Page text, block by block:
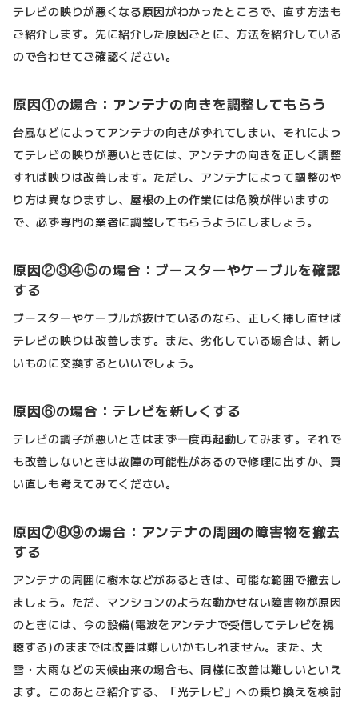
テレビの映りが悪くなる原因がわかったところで、直す方法も
ご紹介します。先に紹介した原因ごとに、方法を紹介している
ので合わせてご確認ください。
原因①の場合：アンテナの向きを調整してもらう
台風などによってアンテナの向きがずれてしまい、それによっ
てテレビの映りが悪いときには、アンテナの向きを正しく調整
すれば映りは改善します。ただし、アンテナによって調整のや
り方は異なりますし、屋根の上の作業には危険が伴いますの
で、必ず専門の業者に調整してもらうようにしましょう。
原因②③④⑤の場合：ブースターやケーブルを確認
する
ブースターやケーブルが抜けているのなら、正しく挿し直せば
テレビの映りは改善します。また、劣化している場合は、新し
いものに交換するといいでしょう。
原因⑥の場合：テレビを新しくする
テレビの調子が悪いときはまず一度再起動してみます。それで
も改善しないときは故障の可能性があるので修理に出すか、買
い直しも考えてみてください。
原因⑦⑧⑨の場合：アンテナの周囲の障害物を撤去
する
アンテナの周囲に樹木などがあるときは、可能な範囲で撤去し
ましょう。ただ、マンションのような動かせない障害物が原因
のときには、今の設備(電波をアンテナで受信してテレビを視
聴する)のままでは改善は難しいかもしれません。また、大
雪・大雨などの天候由来の場合も、同様に改善は難しいといえ
ます。このあとご紹介する、「光テレビ」への乗り換えを検討